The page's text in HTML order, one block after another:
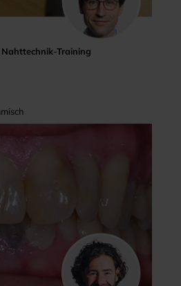
Training